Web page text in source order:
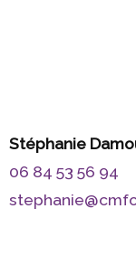
Stéphanie
06 84 53 56 94